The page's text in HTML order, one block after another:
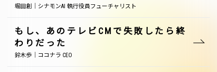
堀田創｜シナモンAI 執行役員フューチャリスト
もし、あのテレビCMで失敗したら終
わりだった
鈴木歩｜ココナラ CEO